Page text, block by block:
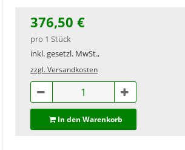
376,50 €
pro 1 Stück
inkl. gesetzl. MwSt.,
zzgl. Versandkosten
In den Warenkorb